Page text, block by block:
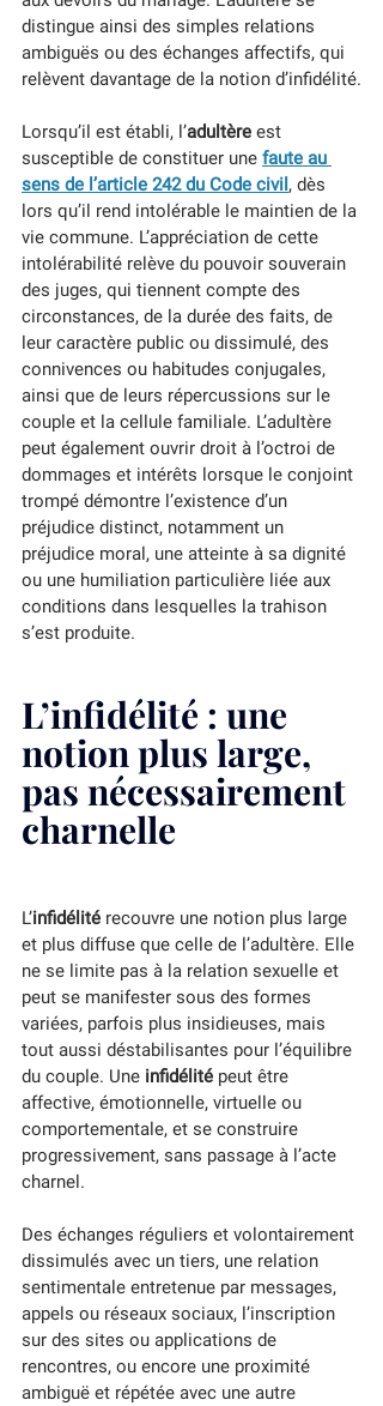
distingue ainsi des simples relations
ambiguës ou des échanges affectifs, qui
relèvent davantage de la notion d’infidélité.
Lorsqu’il est établi, l’adultère est
susceptible de constituer une faute au
sens de l’article 242 du Code civil , dès
lors qu’il rend intolérable le maintien de la
vie commune. L’appréciation de cette
intolérabilité relève du pouvoir souverain
des juges, qui tiennent compte des
circonstances, de la durée des faits, de
leur caractère public ou dissimulé, des
connivences ou habitudes conjugales,
ainsi que de leurs répercussions sur le
couple et la cellule familiale. L’adultère
peut également ouvrir droit à l’octroi de
dommages et intérêts lorsque le conjoint
trompé démontre l’existence d’un
préjudice distinct, notamment un
préjudice moral, une atteinte à sa dignité
ou une humiliation particulière liée aux
conditions dans lesquelles la trahison
s’est produite.
L’infidélité : une
notion plus large,
pas nécessairement
charnelle
L’infidélité recouvre une notion plus large
et plus diffuse que celle de l’adultère. Elle
ne se limite pas à la relation sexuelle et
peut se manifester sous des formes
variées, parfois plus insidieuses, mais
tout aussi déstabilisantes pour l’équilibre
du couple. Une infidélité peut être
affective, émotionnelle, virtuelle ou
comportementale, et se construire
progressivement, sans passage à l’acte
charnel.
Des échanges réguliers et volontairement
dissimulés avec un tiers, une relation
sentimentale entretenue par messages,
appels ou réseaux sociaux, l’inscription
sur des sites ou applications de
rencontres, ou encore une proximité
ambiguë et répétée avec une autre